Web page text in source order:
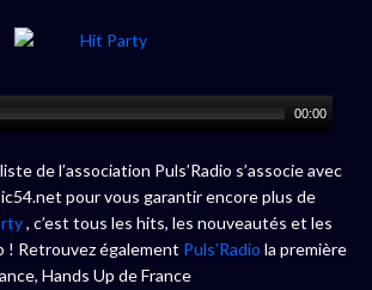
00:00
de l’association Puls’Radio s’associe avec
pour vous garantir encore plus de
, c’est tous les hits, les nouveautés et les
! Retrouvez également Puls’Radio la première
Hands Up de France